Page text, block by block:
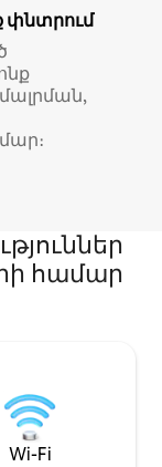
փնտրում
համար
Wi-Fi